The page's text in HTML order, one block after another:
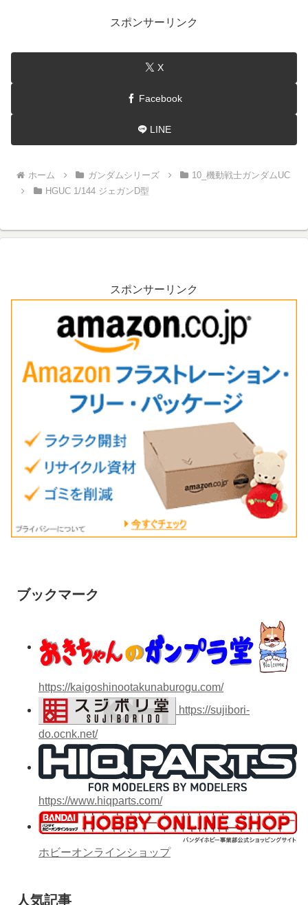
スポンサーリンク
X
Facebook
LINE
ホーム ガンダムシリーズ
10_機動戦士ガンダムUC
HGUC 1/144 ジェガンD型
スポンサーリンク
ブックマーク
https://kaigoshinootakunaburogu.com/
https://sujibori-
do.ocnk.net/
https://www.hiqparts.com/
ホビーオンラインショップ
人気記事